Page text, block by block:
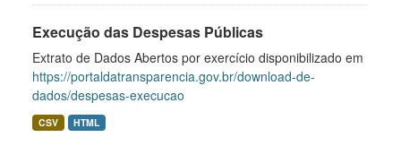
Execução das Despesas Públicas
Extrato de Dados Abertos por exercício disponibilizado em
https://portaldatransparencia.gov.br/download-de-
dados/despesas-execucao
CSV HTML